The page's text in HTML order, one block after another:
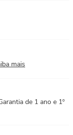
mais
de 1 ano e 1º